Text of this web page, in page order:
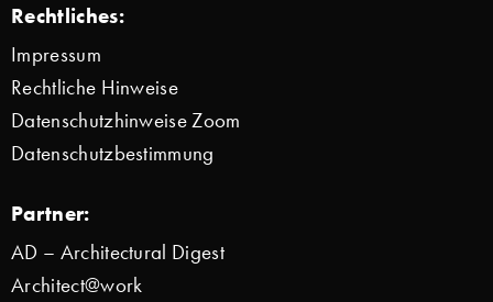
Rechtliches:
Impressum
Rechtliche Hinweise
Datenschutzhinweise Zoom
Datenschutzbestimmung
Partner:
AD – Architectural Digest
Architect@work